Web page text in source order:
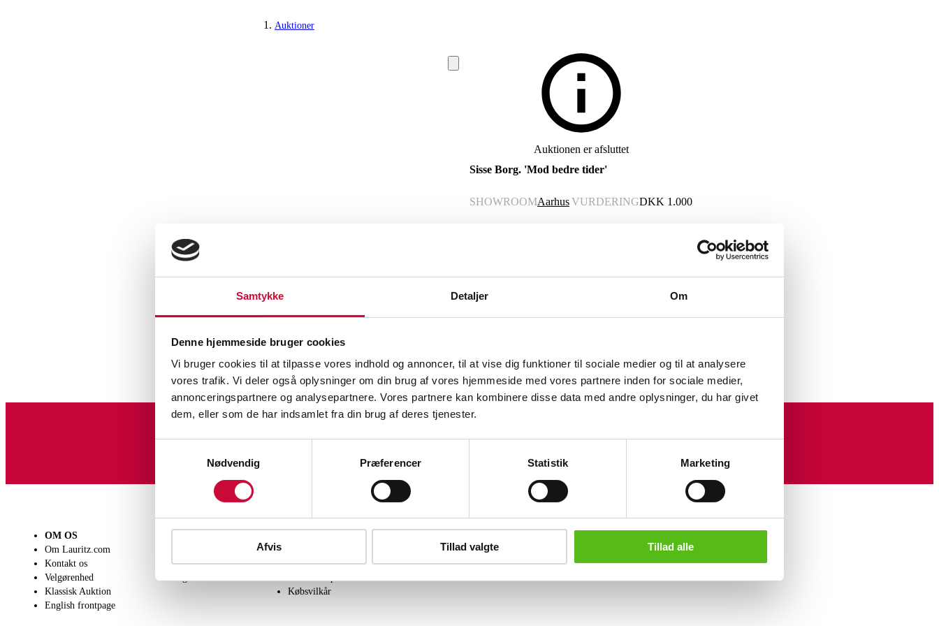
Samtykke Detaljer Om
Denne hjemmeside bruger cookies
Vi bruger cookies til at tilpasse vores indhold og annoncer, til at vise dig funktioner til sociale medier og til at analysere
vores trafik. Vi deler også oplysninger om din brug af vores hjemmeside med vores partnere inden for sociale medier,
annonceringspartnere og analysepartnere. Vores partnere kan kombinere disse data med andre oplysninger, du har givet
dem, eller som de har indsamlet fra din brug af deres tjenester.
Nødvendig
Præferencer Statistik Marketing
Afvis Tillad valgte Tillad alle
Auktioner
Auktionen er afsluttet
Sisse Borg. 'Mod bedre tider'
SHOWROOMAarhusVURDERINGDKK 1.000
Beskrivelse
Lignende varer
Tilmeld dig vores nyhedsbrev og modtag nyheder samt tilbud direkte i din email.
OM OS
Om Lauritz.com
Kontakt os
Velgørenhed
Klassisk Auktion
English frontpage
Indlevering
Afhentning
Købsvilkår